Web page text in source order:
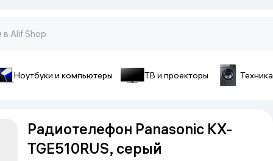
и гаджеты
Чехлы для смартфонов
Чехлы для iPhone
Ноутбуки и компьютеры ТВ и проекторы
Радиотелефон Panasonic KX-
TGE510RUS, серый